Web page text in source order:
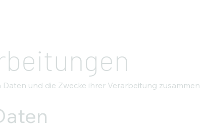
und die Zwecke ihrer Verarbeitung zusammen